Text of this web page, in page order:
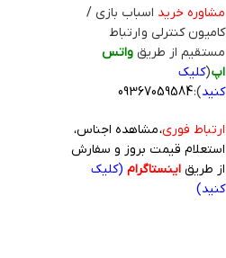
مشاوره خرید اسباب بازی /
کامیون کنترلی و ارتباط
مستقیم از طریق واتس
اپ(کلیک
کنید):
09367059584
ارتباط فوری، مشاهده اجناس،
استعلام قیمت بروز و سفارش
از طریقاینستاگرام (کلیک
کنید)